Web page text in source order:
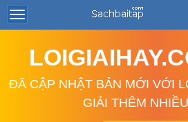
ĐÃ CẬP NHẬT BẢN MỚI VỚI
GIẢI THÊM